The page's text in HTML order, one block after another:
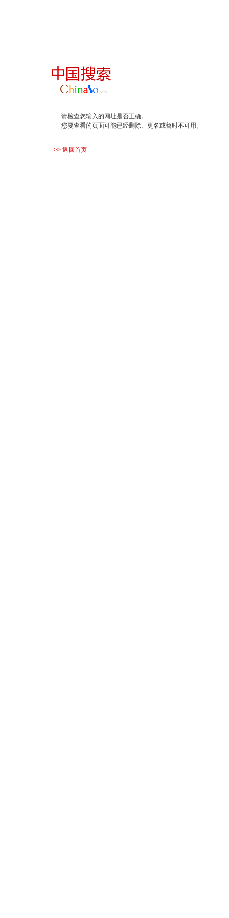
请检查您输入的网址是否正确。
您要查看的页面可能已经删除、更名或暂时不可用。
>> 返回首页